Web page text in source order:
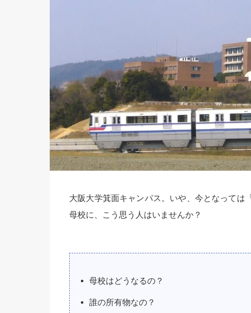
大阪大学箕面キャンパス。いや、今となっては
母校に、こう思う人はいませんか？
母校はどうなるの？
誰の所有物なの？